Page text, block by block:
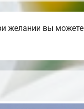
желании вы можете